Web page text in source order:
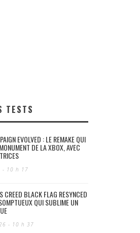
TESTS
EVOLVED : LE REMAKE QUI
DE LA XBOX, AVEC
- 10 h 17
CREED BLACK FLAG RESYNCED
QUI SUBLIME UN
- 10 h 37